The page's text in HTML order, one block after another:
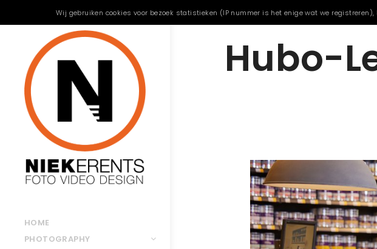
HOME
PHOTOGRAPHY
Hubo-
Wij gebruiken cookies voor bezoek statistieken (IP nummer is het enige wat we registreren),